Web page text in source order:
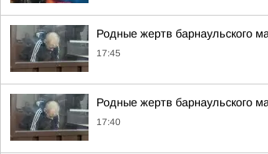
Родные жертв барнаульского
17:45
Родные жертв барнаульского
17:40